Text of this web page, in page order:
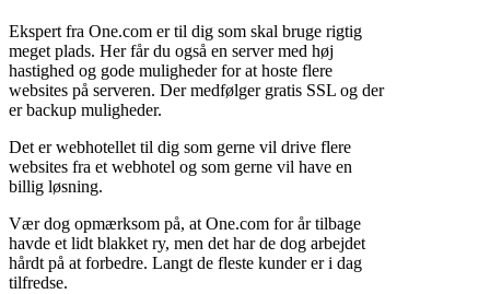
Ekspert fra One.com er til dig som skal bruge rigtig
meget plads. Her får du også en server med høj
hastighed og gode muligheder for at hoste flere
websites på serveren. Der medfølger gratis SSL og der
er backup muligheder.
Det er webhotellet til dig som gerne vil drive flere
websites fra et webhotel og som gerne vil have en
billig løsning.
Vær dog opmærksom på, at One.com for år tilbage
havde et lidt blakket ry, men det har de dog arbejdet
hårdt på at forbedre. Langt de fleste kunder er i dag
tilfredse.